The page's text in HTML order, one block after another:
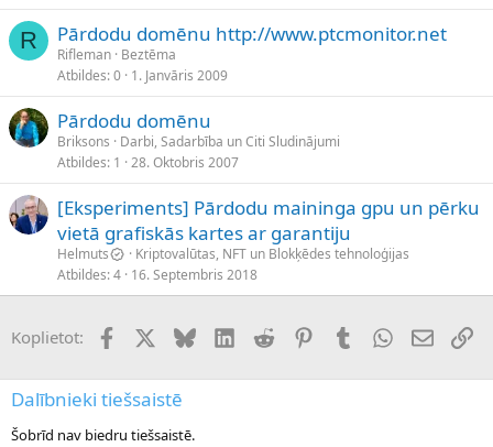
R Pārdodu domēnu http://www.ptcmonitor.net
Rifleman Beztēma
Atbildes 0 1. Janvāris 2009
Pārdodu domēnu
Briksons
Darbi, Sadarbība un Citi Sludinājumi
Atbildes 1 28. Oktobris 2007
[Eksperiments] Pārdodu maininga gpu un pērku
vietā grafiskās kartes ar garantiju
Helmuts
Kriptovalūtas, NFT un Blokķēdes tehnoloģijas
Atbildes 4 16. Septembris 2018
Koplietot: FacebookX (Twitter)
BlueskyLinkedInReddit PinterestTumblrWhatsApp
E-pasts
Dalībnieki tiešsaistē
Šobrīd nav biedru tiešsaistē.